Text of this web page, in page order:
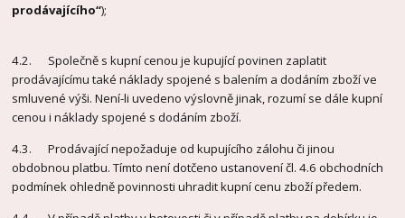
prodávajícího“);
4.2. Společně s kupní cenou je kupující povinen zaplatit
prodávajícímu také náklady spojené s balením a dodáním zboží ve
smluvené výši. Není-li uvedeno výslovně jinak, rozumí se dále kupní
cenou i náklady spojené s dodáním zboží.
4.3. Prodávající nepožaduje od kupujícího zálohu či jinou
obdobnou platbu. Tímto není dotčeno ustanovení čl. 4.6 obchodních
podmínek ohledně povinnosti uhradit kupní cenu zboží předem.